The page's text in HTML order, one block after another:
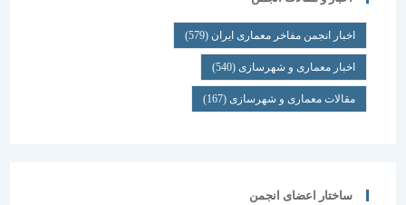
اخبار انجمن مفاخر معماری ایران (579)
اخبار معماری و شهرسازی(540)
مقالات معماری و شهرسازی(167)
ساختار اعضای انجمن